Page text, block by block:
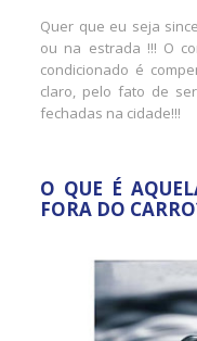
Quer que eu seja
ou na estrada !!! O
condicionado é
claro, pelo fato de
fechadas na cidade!!!
O QUE É
FORA DO